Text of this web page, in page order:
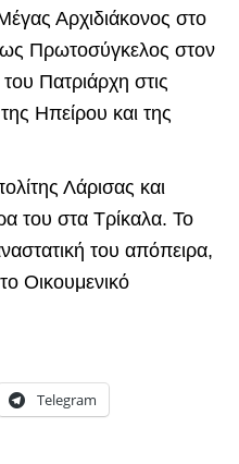
Αρχιδιάκονος στο
ως Πρωτοσύγκελος στον
Πατριάρχη στις
Ηπείρου και της
Λάρισας και
του στα Τρίκαλα. Το
του απόπειρα,
Οικουμενικό
Telegram